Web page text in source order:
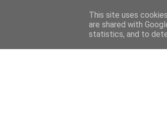
This site uses
are shared with
statistics, and to